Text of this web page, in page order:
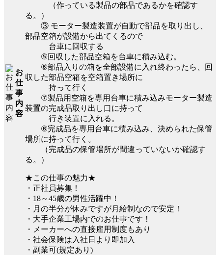
お
仕
事
内
容
（作っている製品の部品であるかを確認す
る。）
③ モーター製造装置が自動で部品を取り出し、
部品空箱が設備から出てくるので
台車に回収する
⑤回収した部品空箱を台車に積み込む。
⑥部品入りの箱を全部設備に入れ終わったら、回
収した部品空箱を空箱置き場所に
持って行く
⑦製品用空箱を専用台車に積み込みモーター製造
装置の完成品取り出し口に持って
行き装置に入れる。
⑧完成品を専用台車に積み込み、決められた保管
場所に持って行く。
（完成品の保管場所が間違っていないか確認す
る。）
★この仕事の魅力★
・正社員募集！
・18～45歳の男性活躍中！
・月の半分が休みですが月給制なので安定！
・大手企業工場内でのお仕事です！
・メーカーへの直接雇用制度もあり
・社会保険は入社日より即加入
・副業可(規定あり)